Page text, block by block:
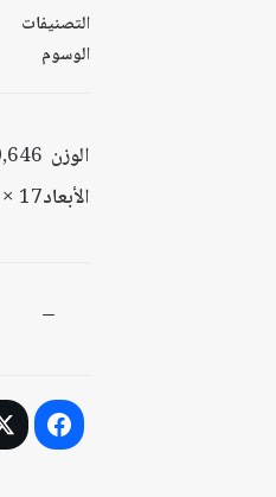
التصنيفات
الوسوم
الوزن 0,646
الأبعاد17 × 24 سنتيميتر
في
الوعي